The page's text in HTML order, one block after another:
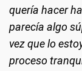
quería hacer
parecía algo
vez que lo
proceso